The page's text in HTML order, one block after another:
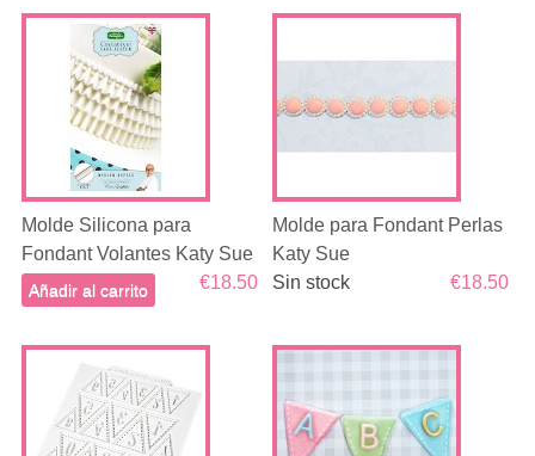
Molde Silicona para
Fondant Volantes Katy Sue
€18.50
Añadir al carrito
Molde para Fondant Perlas
Katy Sue
€18.50
Sin stock